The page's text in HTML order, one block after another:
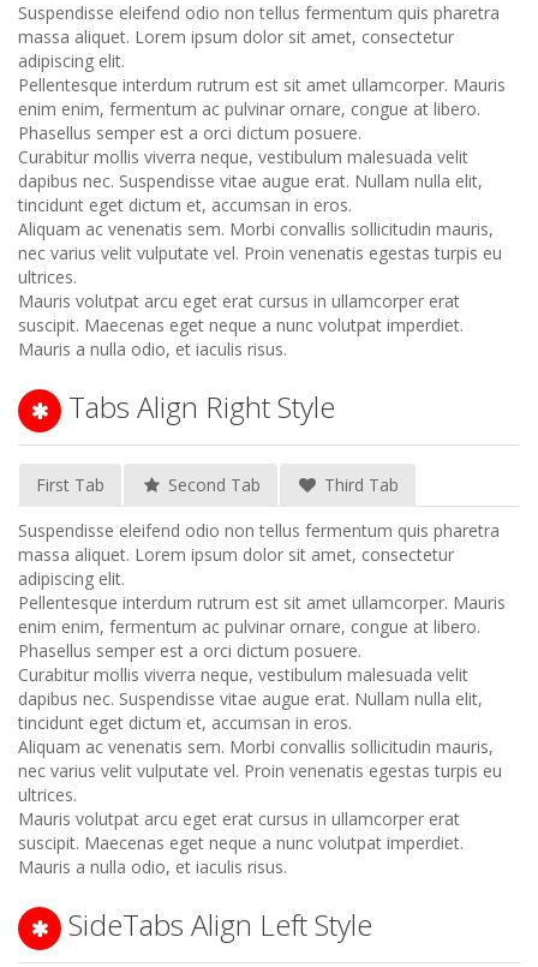
Suspendisse eleifend odio non tellus fermentum quis pharetra
massa aliquet. Lorem ipsum dolor sit amet, consectetur
adipiscing elit.
Pellentesque interdum rutrum est sit amet ullamcorper. Mauris
enim enim, fermentum ac pulvinar ornare, congue at libero.
Phasellus semper est a orci dictum posuere.
Curabitur mollis viverra neque, vestibulum malesuada velit
dapibus nec. Suspendisse vitae augue erat. Nullam nulla elit,
tincidunt eget dictum et, accumsan in eros.
Aliquam ac venenatis sem. Morbi convallis sollicitudin mauris,
nec varius velit vulputate vel. Proin venenatis egestas turpis eu
ultrices.
Mauris volutpat arcu eget erat cursus in ullamcorper erat
suscipit. Maecenas eget neque a nunc volutpat imperdiet.
Mauris a nulla odio, et iaculis risus.
Tabs Align Right Style
First Tab Second Tab
Third Tab
Suspendisse eleifend odio non tellus fermentum quis pharetra
massa aliquet. Lorem ipsum dolor sit amet, consectetur
adipiscing elit.
Pellentesque interdum rutrum est sit amet ullamcorper. Mauris
enim enim, fermentum ac pulvinar ornare, congue at libero.
Phasellus semper est a orci dictum posuere.
Curabitur mollis viverra neque, vestibulum malesuada velit
dapibus nec. Suspendisse vitae augue erat. Nullam nulla elit,
tincidunt eget dictum et, accumsan in eros.
Aliquam ac venenatis sem. Morbi convallis sollicitudin mauris,
nec varius velit vulputate vel. Proin venenatis egestas turpis eu
ultrices.
Mauris volutpat arcu eget erat cursus in ullamcorper erat
suscipit. Maecenas eget neque a nunc volutpat imperdiet.
Mauris a nulla odio, et iaculis risus.
SideTabs Align Left Style